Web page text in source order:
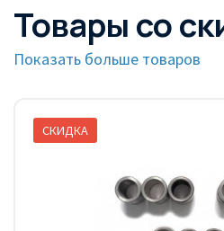
Товары со
Показать больше товаров
СКИДКА